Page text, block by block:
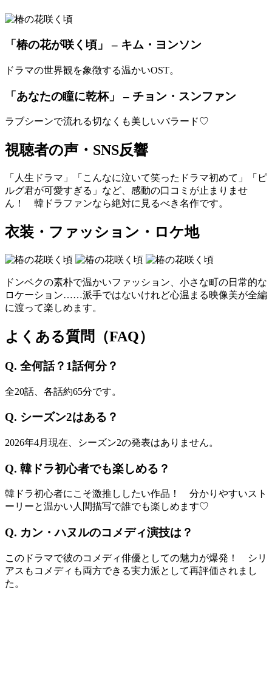
「椿の花が咲く頃」 – キム・ヨンソン
ドラマの世界観を象徴する温かいOST。
「あなたの瞳に乾杯」 – チョン・スンファン
ラブシーンで流れる切なくも美しいバラード♡
視聴者の声・SNS反響
「人生ドラマ」「こんなに泣いて笑ったドラマ初めて」「ピ
ルグ君が可愛すぎる」など、感動の口コミが止まりませ
ん！ 韓ドラファンなら絶対に見るべき名作です。
衣装・ファッション・ロケ地
ドンベクの素朴で温かいファッション、小さな町の日常的な
ロケーション……派手ではないけれど心温まる映像美が全編
に渡って楽しめます。
よくある質問（FAQ）
Q. 全何話？1話何分？
全20話、各話約65分です。
Q. シーズン2はある？
2026年4月現在、シーズン2の発表はありません。
Q. 韓ドラ初心者でも楽しめる？
韓ドラ初心者にこそ激推ししたい作品！ 分かりやすいスト
ーリーと温かい人間描写で誰でも楽しめます♡
Q. カン・ハヌルのコメディ演技は？
このドラマで彼のコメディ俳優としての魅力が爆発！ シリ
アスもコメディも両方できる実力派として再評価されまし
た。